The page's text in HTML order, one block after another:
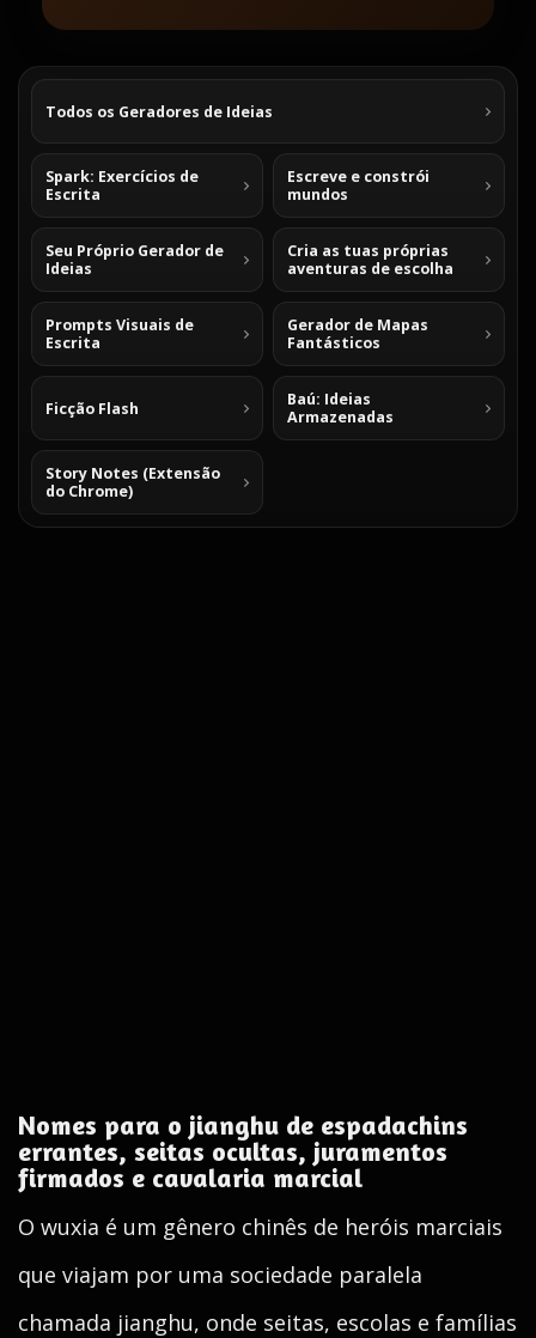
Todos os Geradores de Ideias
Spark: Exercícios de
Escrita
Escreve e constrói
mundos
Seu Próprio Gerador de
Ideias
Cria as tuas próprias
aventuras de escolha
Prompts Visuais de
Escrita
Gerador de Mapas
Fantásticos
Ficção Flash
Baú: Ideias
Armazenadas
Story Notes (Extensão
do Chrome)
Nomes para o jianghu de espadachins
errantes, seitas ocultas, juramentos
firmados e cavalaria marcial
O wuxia é um gênero chinês de heróis marciais
que viajam por uma sociedade paralela
chamada jianghu, onde seitas, escolas e famílias